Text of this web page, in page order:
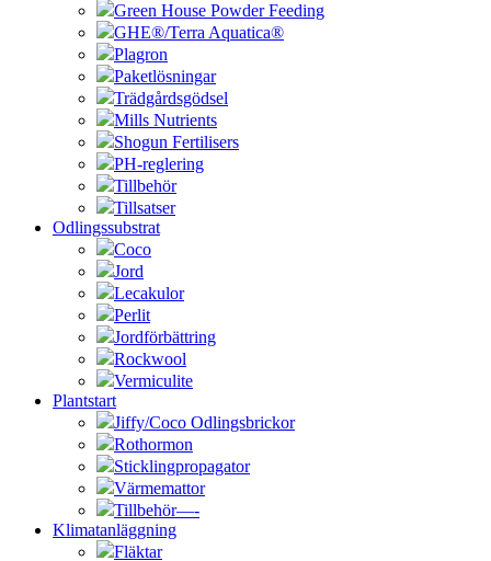
Green House Powder Feeding
GHE®/Terra Aquatica®
Plagron
Paketlösningar
Trädgårdsgödsel
Mills Nutrients
Shogun Fertilisers
PH-reglering
Tillbehör
Tillsatser
Odlingssubstrat
Coco
Jord
Lecakulor
Perlit
Jordförbättring
Rockwool
Vermiculite
Plantstart
Jiffy/Coco Odlingsbrickor
Rothormon
Sticklingpropagator
Värmemattor
Tillbehör—-
Klimatanläggning
Fläktar